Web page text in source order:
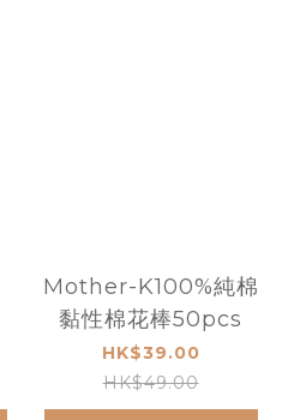
Mother-K100%純棉
黏性棉花棒50pcs
HK$39.00
HK$49.00